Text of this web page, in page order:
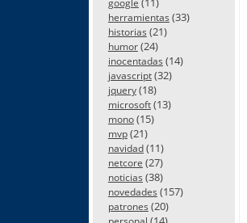
google
herramientas (33)
historias (21)
humor(24)
inocentadas (14)
javascript(32)
jquery(18)
microsoft(13)
mono(15)
mvp(21)
navidad(11)
netcore (27)
noticias (38)
novedades (157)
patrones (20)